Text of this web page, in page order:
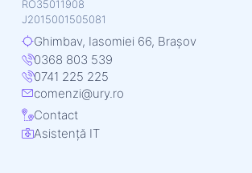
RO35011908
J2015001505081
Ghimbav, Iasomiei 66, Brașov
0368 803 539
0741 225 225
comenzi@ury.ro
Contact
Asistență IT